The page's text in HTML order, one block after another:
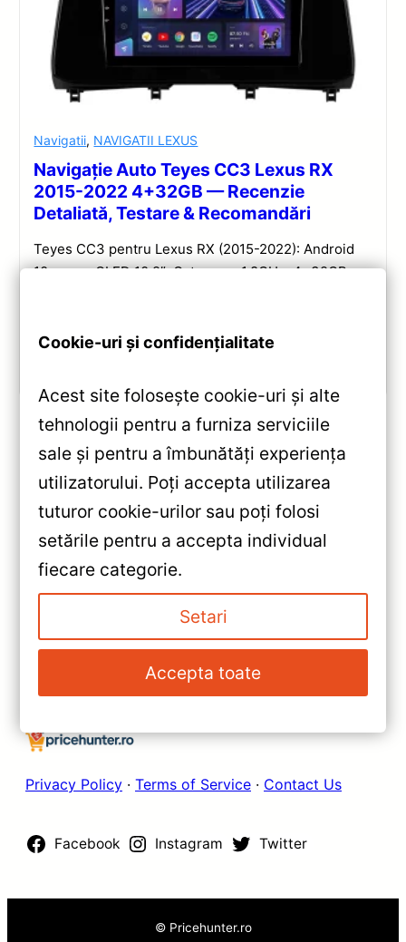
Navigatii, NAVIGATII LEXUS
Navigație Auto Teyes CC3 Lexus RX
2015-2022 4+32GB — Recenzie
Detaliată, Testare & Recomandări
Teyes CC3 pentru Lexus RX (2015-2022): Android
10, ecran QLED 10.2″, Octa-core 1.8GHz, 4+32GB,
«Navigație Auto Teyes CC3 Split
Mazda CX-3 2014-2023 –
Android 10, Octa-core,
Bluetooth 5.1, Ecran QLED 9″
Navigație Auto Teyes CC2 Plus
pentru Mazda CX-3 2014-2023
— Performanță, Conectivitate
4G și Sunet DSP de Top
Privacy Policy · Terms of Service · Contact Us
Facebook Instagram Twitter
© Pricehunter.ro
Cookie-uri și confidențialitate
Acest site folosește cookie-uri și alte
tehnologii pentru a furniza serviciile
sale și pentru a îmbunătăți experiența
utilizatorului. Poți accepta utilizarea
tuturor cookie-urilor sau poți folosi
setările pentru a accepta individual
fiecare categorie.
Setari
Accepta toate